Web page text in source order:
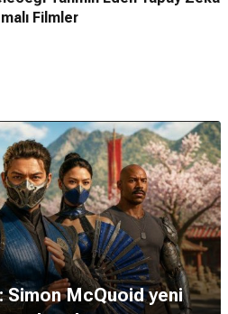
Filmler
McQuoid yeni